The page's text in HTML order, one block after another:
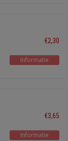
€2,30
Informatie
€3,65
Informatie